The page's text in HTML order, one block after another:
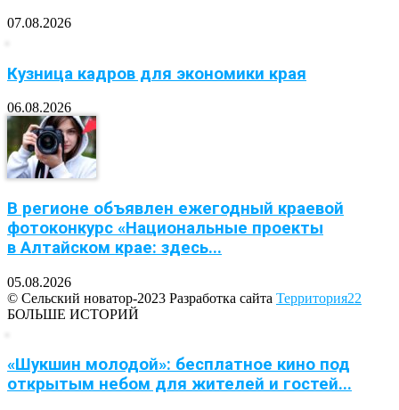
07.08.2026
Кузница кадров для экономики края
06.08.2026
В регионе объявлен ежегодный краевой
фотоконкурс «Национальные проекты
в Алтайском крае: здесь...
05.08.2026
© Сельский новатор-2023 Разработка сайта Территория22
БОЛЬШЕ ИСТОРИЙ
«Шукшин молодой»: бесплатное кино под
открытым небом для жителей и гостей...